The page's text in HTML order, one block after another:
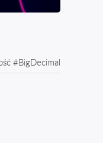
#BigDecimal